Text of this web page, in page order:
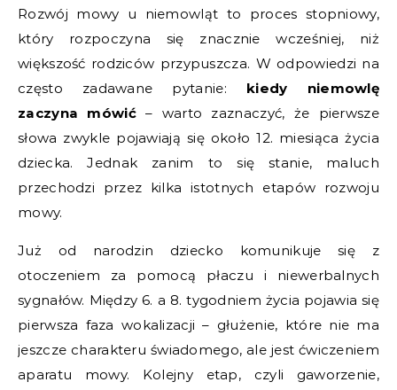
Rozwój mowy u niemowląt to proces stopniowy,
który rozpoczyna się znacznie wcześniej, niż
większość rodziców przypuszcza. W odpowiedzi na
często zadawane pytanie: kiedy niemowlę
zaczyna mówić– warto zaznaczyć, że pierwsze
słowa zwykle pojawiają się około 12. miesiąca życia
dziecka. Jednak zanim to się stanie, maluch
przechodzi przez kilka istotnych etapów rozwoju
mowy.
Już od narodzin dziecko komunikuje się z
otoczeniem za pomocą płaczu i niewerbalnych
sygnałów. Między 6. a 8. tygodniem życia pojawia się
pierwsza faza wokalizacji – głużenie, które nie ma
jeszcze charakteru świadomego, ale jest ćwiczeniem
aparatu mowy. Kolejny etap, czyli gaworzenie,